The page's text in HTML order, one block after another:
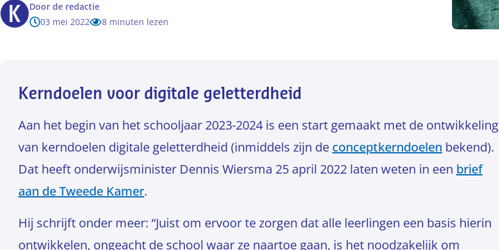
Door de redactie
03 mei 2022
8 minuten lezen
Kerndoelen voor digitale geletterdheid
Aan het begin van het schooljaar 2023-2024 is een start gemaakt met de ontwikkeling
van kerndoelen digitale geletterdheid (inmiddels zijn de conceptkerndoelen bekend).
Dat heeft onderwijsminister Dennis Wiersma 25 april 2022 laten weten in een brief
aan de Tweede Kamer.
Hij schrijft onder meer: “Juist om ervoor te zorgen dat alle leerlingen een basis hierin
ontwikkelen, ongeacht de school waar ze naartoe gaan, is het noodzakelijk om